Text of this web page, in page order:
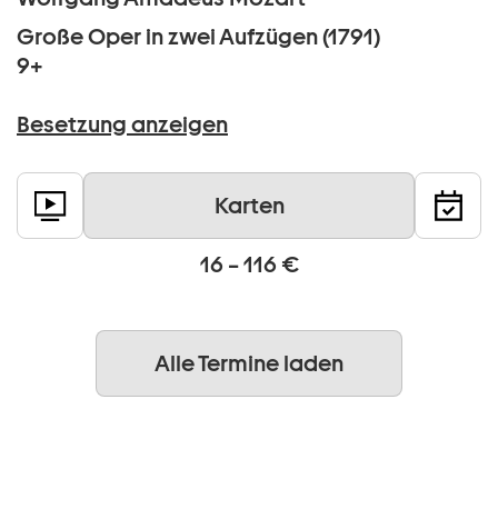
Große Oper in zwei Aufzügen (1791)
9+
Besetzung anzeigen
Karten
16 – 116 €
Alle Termine laden